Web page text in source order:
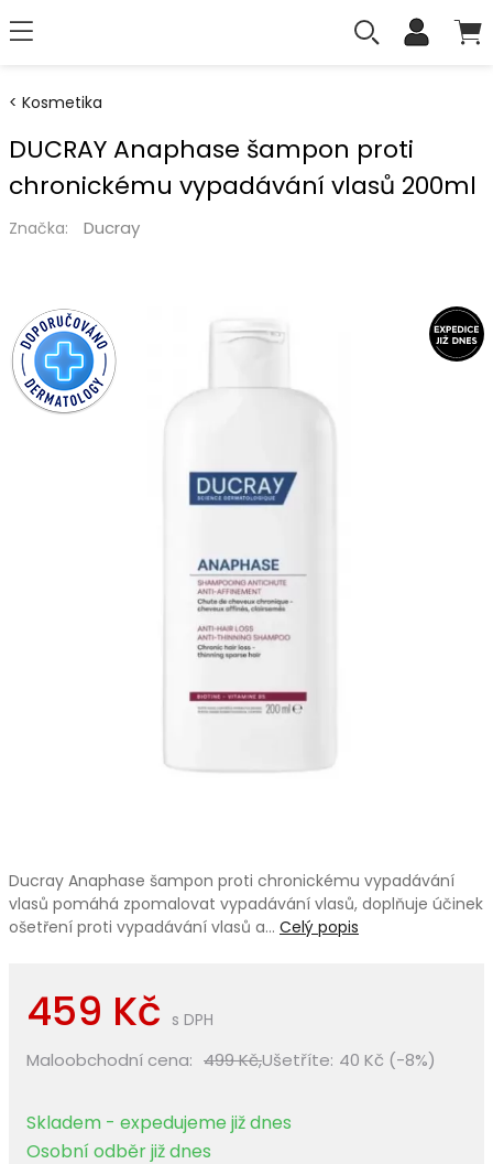
Kosmetika
DUCRAY Anaphase šampon proti
chronickému vypadávání vlasů 200ml
Značka: Ducray
Ducray Anaphase šampon proti chronickému vypadávání
vlasů pomáhá zpomalovat vypadávání vlasů, doplňuje účinek
ošetření proti vypadávání vlasů a… Celý popis
459 Kč s DPH
Maloobchodní cena: 499 Kč,Ušetříte: 40 Kč (-8%)
Skladem - expedujeme již dnes
Osobní odběr již dnes